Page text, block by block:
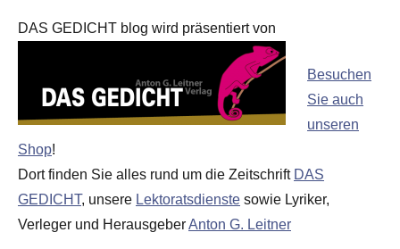
DAS GEDICHT blog wird präsentiert von
Besuchen
Sie auch
unseren
Shop!
Dort finden Sie alles rund um die Zeitschrift DAS
GEDICHT, unsere Lektoratsdienste sowie Lyriker,
Verleger und HerausgeberAnton G. Leitner